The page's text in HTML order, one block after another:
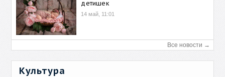
детишек
14 май, 11:01
Все новости →
Культура